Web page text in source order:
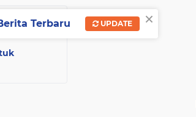
×
Terbaru UPDATE